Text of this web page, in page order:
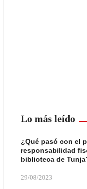
Lo más leído
¿Qué pasó con el
responsabilidad
biblioteca de
29/08/2023